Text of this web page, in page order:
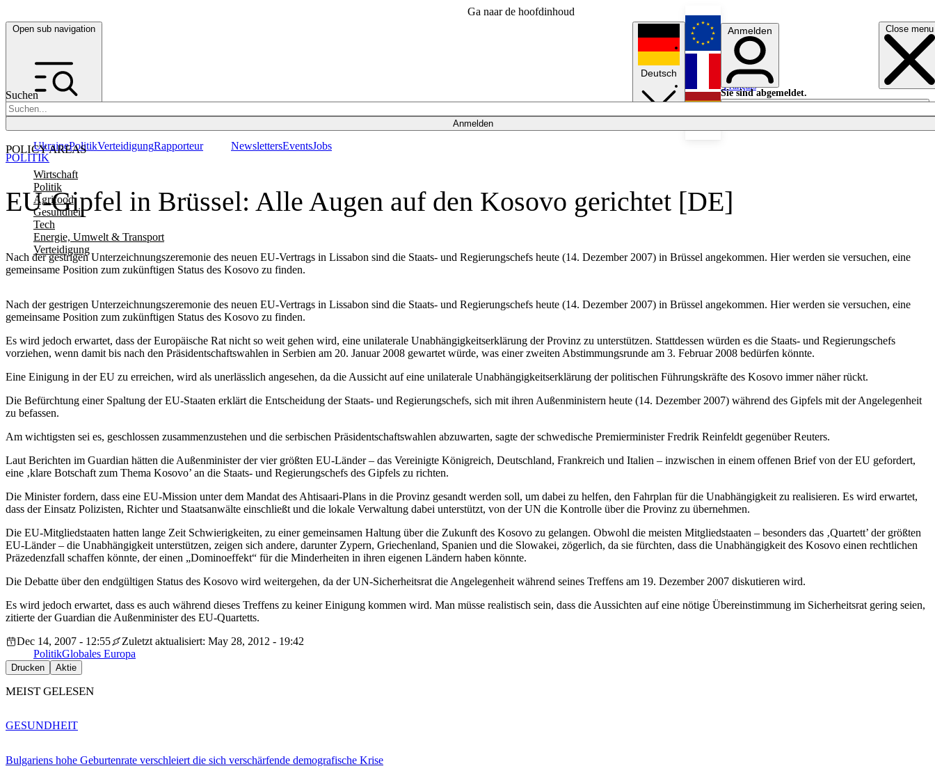
Ga naar de hoofdinhoud
Open sub navigation Close menu
Suchen
Anmelden
POLICY AREAS
Wirtschaft
Politik
Agrifood
Gesundheit
Tech
Energie, Umwelt & Transport
Verteidigung
UkrainePolitikVerteidigungRapporteur NewslettersEventsJobs
Deutsch
English
Français
Anmelden
Sie sind abgemeldet.
Anmelden
Licht aus
EU-Gipfel in Brüssel: Alle Augen auf den Kosovo gerichtet [DE]
Nach der gestrigen Unterzeichnungszeremonie des neuen EU-Vertrags in Lissabon sind die Staats- und Regierungschefs heute (14. Dezember 2007) in Brüssel angekommen. Hier werden sie versuchen, eine
gemeinsame Position zum zukünftigen Status des Kosovo zu finden.
POLITIK
Nach der gestrigen Unterzeichnungszeremonie des neuen EU-Vertrags in Lissabon sind die Staats- und Regierungschefs heute (14. Dezember 2007) in Brüssel angekommen. Hier werden sie versuchen, eine
gemeinsame Position zum zukünftigen Status des Kosovo zu finden.
Es wird jedoch erwartet, dass der Europäische Rat nicht so weit gehen wird, eine unilaterale Unabhängigkeitserklärung der Provinz zu unterstützen. Stattdessen würden es die Staats- und Regierungschefs
vorziehen, wenn damit bis nach den Präsidentschaftswahlen in Serbien am 20. Januar 2008 gewartet würde, was einer zweiten Abstimmungsrunde am 3. Februar 2008 bedürfen könnte.
Eine Einigung in der EU zu erreichen, wird als unerlässlich angesehen, da die Aussicht auf eine unilaterale Unabhängigkeitserklärung der politischen Führungskräfte des Kosovo immer näher rückt.
Die Befürchtung einer Spaltung der EU-Staaten erklärt die Entscheidung der Staats- und Regierungschefs, sich mit ihren Außenministern heute (14. Dezember 2007) während des Gipfels mit der Angelegenheit
zu befassen.
Am wichtigsten sei es, geschlossen zusammenzustehen und die serbischen Präsidentschaftswahlen abzuwarten, sagte der schwedische Premierminister Fredrik Reinfeldt gegenüber Reuters.
Laut Berichten im Guardian hätten die Außenminister der vier größten EU-Länder – das Vereinigte Königreich, Deutschland, Frankreich und Italien – inzwischen in einem offenen Brief von der EU gefordert,
eine ‚klare Botschaft zum Thema Kosovo’ an die Staats- und Regierungschefs des Gipfels zu richten.
Die Minister fordern, dass eine EU-Mission unter dem Mandat des Ahtisaari-Plans in die Provinz gesandt werden soll, um dabei zu helfen, den Fahrplan für die Unabhängigkeit zu realisieren. Es wird erwartet,
dass der Einsatz Polizisten, Richter und Staatsanwälte einschließt und die lokale Verwaltung dabei unterstützt, von der UN die Kontrolle über die Provinz zu übernehmen.
Die EU-Mitgliedstaaten hatten lange Zeit Schwierigkeiten, zu einer gemeinsamen Haltung über die Zukunft des Kosovo zu gelangen. Obwohl die meisten Mitgliedstaaten – besonders das ‚Quartett’ der größten
EU-Länder – die Unabhängigkeit unterstützen, zeigen sich andere, darunter Zypern, Griechenland, Spanien und die Slowakei, zögerlich, da sie fürchten, dass die Unabhängigkeit des Kosovo einen rechtlichen
Präzedenzfall schaffen könnte, der einen „Dominoeffekt“ für die Minderheiten in ihren eigenen Ländern haben könnte.
Die Debatte über den endgültigen Status des Kosovo wird weitergehen, da der UN-Sicherheitsrat die Angelegenheit während seines Treffens am 19. Dezember 2007 diskutieren wird.
Es wird jedoch erwartet, dass es auch während dieses Treffens zu keiner Einigung kommen wird. Man müsse realistisch sein, dass die Aussichten auf eine nötige Übereinstimmung im Sicherheitsrat gering seien,
zitierte der Guardian die Außenminister des EU-Quartetts.
Dec 14, 2007 - 12:55
Zuletzt aktualisiert: May 28, 2012 - 19:42
PolitikGlobales Europa
Drucken Aktie
MEIST GELESEN
Bulgariens hohe Geburtenrate verschleiert die sich verschärfende demografische Krise
GESUNDHEIT